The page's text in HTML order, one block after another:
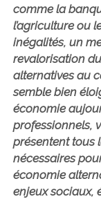
comme la
l’agriculture ou
inégalités, un
revalorisation
alternatives au
semble bien
économie
professionnels,
présentent tous
nécessaires
économie
enjeux sociaux,